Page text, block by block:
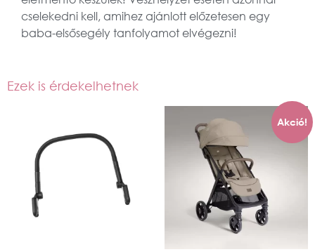
cselekedni kell, amihez ajánlott előzetesen egy
baba-elsősegély tanfolyamot elvégezni!
Ezek is érdekelhetnek
Akció!